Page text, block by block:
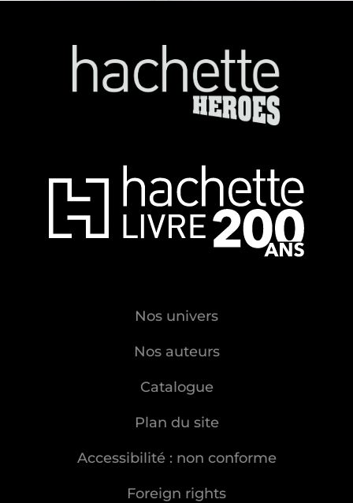
Nos univers
Nos auteurs
Catalogue
Plan du site
Accessibilité : non conforme
Foreign rights